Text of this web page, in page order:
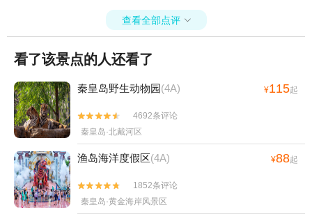
查看全部点评 
看了该景点的人还看了
秦皇岛野生动物园(4A) ¥115起


4692条评论
秦皇岛·北戴河区
渔岛海洋度假区(4A) ¥88起


1852条评论
秦皇岛·黄金海岸风景区